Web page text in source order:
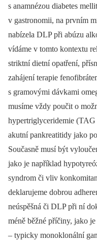
s anamnézou diabetes
v gastronomii, na prvním
nabízela DLP při abúzu
vídáme v tomto kontextu
striktní dietní opatření,
zahájení terapie
s gramovými dávkami
musíme vždy poučit o
hypertriglyceridemie
akutní pankreatitidy jako
Současně musí být
jako je například
syndrom či vliv
deklarujeme dobrou
neúspěšná či DLP při ní
méně běžné příčiny, jako
–⁠ typicky monoklonální